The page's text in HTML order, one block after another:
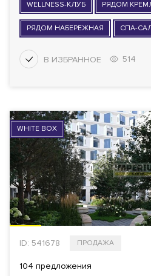
WELLNESS-КЛУБ РЯДОМ
РЯДОМ НАБЕРЕЖНАЯ СПА-
514
WHITE BOX
ID: 541678 ПРОДАЖА
104 предложения